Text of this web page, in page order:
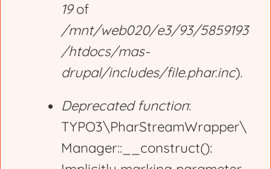
19of
/mnt/web020/e3/93/5859193
/htdocs/mas-
drupal/includes/file.phar.inc).
Deprecated function:
TYPO3\PharStreamWrapper\
Manager::__construct():